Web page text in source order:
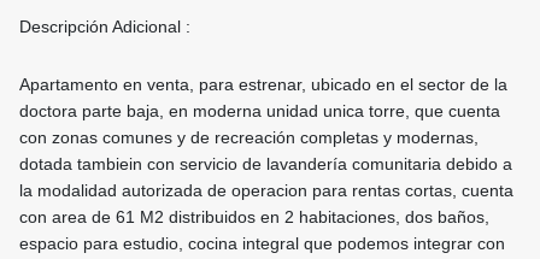
Descripción Adicional :
Apartamento en venta, para estrenar, ubicado en el sector de la
doctora parte baja, en moderna unidad unica torre, que cuenta
con zonas comunes y de recreación completas y modernas,
dotada tambiein con servicio de lavandería comunitaria debido a
la modalidad autorizada de operacion para rentas cortas, cuenta
con area de 61 M2 distribuidos en 2 habitaciones, dos baños,
espacio para estudio, cocina integral que podemos integrar con